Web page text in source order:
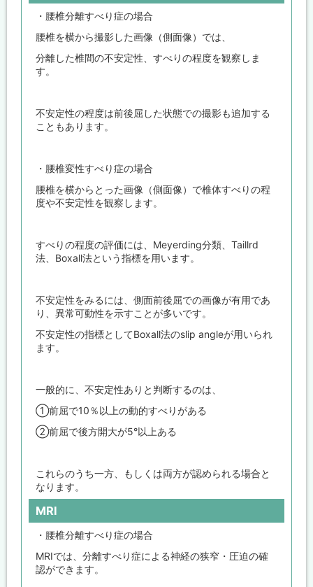
・腰椎分離すべり症の場合
腰椎を横から撮影した画像（側面像）では、
分離した椎間の不安定性、すべりの程度を観察しま
す。
不安定性の程度は前後屈した状態での撮影も追加する
こともあります。
・腰椎変性すべり症の場合
腰椎を横からとった画像（側面像）で椎体すべりの程
度や不安定性を観察します。
すべりの程度の評価には、Meyerding分類、Taillrd
法、Boxall法という指標を用います。
不安定性をみるには、側面前後屈での画像が有用であ
り、異常可動性を示すことが多いです。
不安定性の指標としてBoxall法のslip angleが用いられ
ます。
一般的に、不安定性ありと判断するのは、
①前屈で10％以上の動的すべりがある
②前屈で後方開大が5°以上ある
これらのうち一方、もしくは両方が認められる場合と
なります。
MRI
・腰椎分離すべり症の場合
MRIでは、分離すべり症による神経の狭窄・圧迫の確
認ができます。